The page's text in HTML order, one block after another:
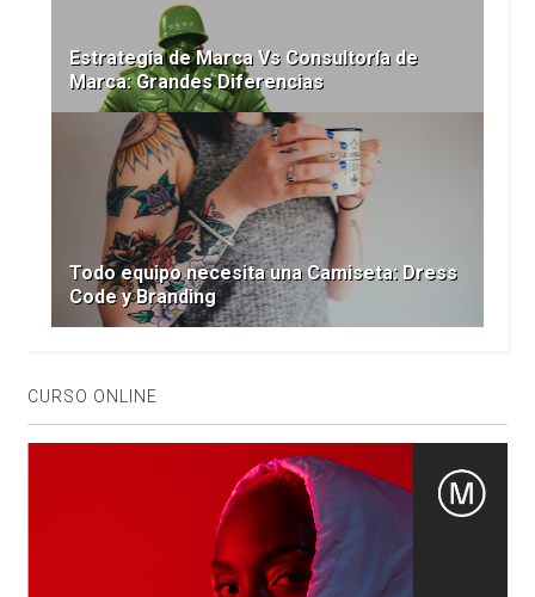
Estrategia de Marca Vs Consultoría de
Marca: Grandes Diferencias
Todo equipo necesita una Camiseta: Dress
Code y Branding
CURSO ONLINE